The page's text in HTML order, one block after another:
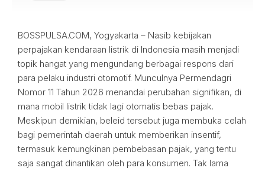
BOSSPULSA.COM, Yogyakarta – Nasib kebijakan
perpajakan kendaraan listrik di Indonesia masih menjadi
topik hangat yang mengundang berbagai respons dari
para pelaku industri otomotif. Munculnya Permendagri
Nomor 11 Tahun 2026 menandai perubahan signifikan, di
mana mobil listrik tidak lagi otomatis bebas pajak.
Meskipun demikian, beleid tersebut juga membuka celah
bagi pemerintah daerah untuk memberikan insentif,
termasuk kemungkinan pembebasan pajak, yang tentu
saja sangat dinantikan oleh para konsumen. Tak lama